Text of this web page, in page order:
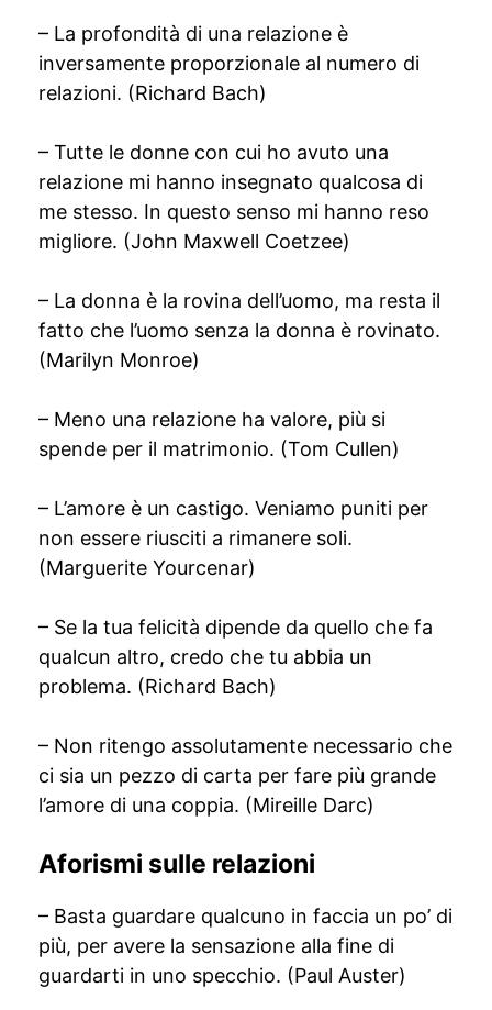
– La profondità di una relazione è
inversamente proporzionale al numero di
relazioni. (Richard Bach)
– Tutte le donne con cui ho avuto una
relazione mi hanno insegnato qualcosa di
me stesso. In questo senso mi hanno reso
migliore. (John Maxwell Coetzee)
– La donna è la rovina dell’uomo, ma resta il
fatto che l’uomo senza la donna è rovinato.
(Marilyn Monroe)
– Meno una relazione ha valore, più si
spende per il matrimonio. (Tom Cullen)
– L’amore è un castigo. Veniamo puniti per
non essere riusciti a rimanere soli.
(Marguerite Yourcenar)
– Se la tua felicità dipende da quello che fa
qualcun altro, credo che tu abbia un
problema. (Richard Bach)
– Non ritengo assolutamente necessario che
ci sia un pezzo di carta per fare più grande
l’amore di una coppia. (Mireille Darc)
Aforismi sulle relazioni
– Basta guardare qualcuno in faccia un po’ di
più, per avere la sensazione alla fine di
guardarti in uno specchio. (Paul Auster)